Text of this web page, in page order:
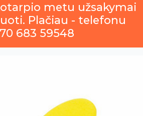
metu užsakymai
Plačiau - telefonu
683 59548